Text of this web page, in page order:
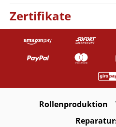
Zertifikate
Rollenproduktion